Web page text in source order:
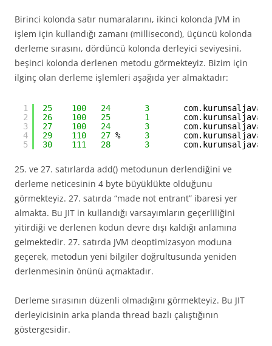
Birinci kolonda satır numaralarını, ikinci kolonda JVM in
işlem için kullandığı zamanı (millisecond), üçüncü kolonda
derleme sırasını, dördüncü kolonda derleyici seviyesini,
beşinci kolonda derlenen metodu görmekteyiz. Bizim için
ilginç olan derleme işlemleri aşağıda yer almaktadır:
1
2
3
4
5
25 100 24 3
26
100 25 1
27
100 24 3
29
110 27 % 3
30
111 28 3
25. ve 27. satırlarda add() metodunun derlendiğini ve
derleme neticesinin 4 byte büyüklükte olduğunu
görmekteyiz. 27. satırda “made not entrant” ibaresi yer
almakta. Bu JIT in kullandığı varsayımların geçerliliğini
yitirdiği ve derlenen kodun devre dışı kaldığı anlamına
gelmektedir. 27. satırda JVM deoptimizasyon moduna
geçerek, metodun yeni bilgiler doğrultusunda yeniden
derlenmesinin önünü açmaktadır.
Derleme sırasının düzenli olmadığını görmekteyiz. Bu JIT
derleyicisinin arka planda thread bazlı çalıştığının
göstergesidir.